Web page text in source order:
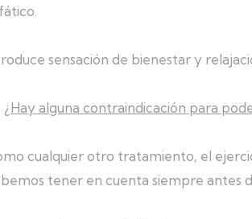
sensación de bienestar y
Hay alguna contraindicación para
cualquier otro tratamiento, el
tener en cuenta siempre antes